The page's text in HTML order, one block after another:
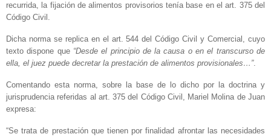
recurrida, la fijación de alimentos provisorios tenía base en el art. 375 del
Código Civil.
Dicha norma se replica en el art. 544 del Código Civil y Comercial, cuyo
texto dispone que “Desde el principio de la causa o en el transcurso de
ella, el juez puede decretar la prestación de alimentos provisionales…”.
Comentando esta norma, sobre la base de lo dicho por la doctrina y
jurisprudencia referidas al art. 375 del Código Civil, Mariel Molina de Juan
expresa:
“Se trata de prestación que tienen por finalidad afrontar las necesidades